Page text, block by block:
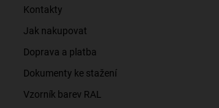
Kontakty
Jak nakupovat
Doprava a platba
Dokumenty ke stažení
Vzorník barev RAL